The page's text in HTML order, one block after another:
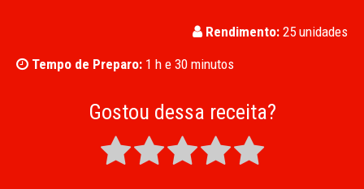
Rendimento: 25 unidades
Tempo de Preparo: 1 h e 30 minutos
Gostou dessa receita?